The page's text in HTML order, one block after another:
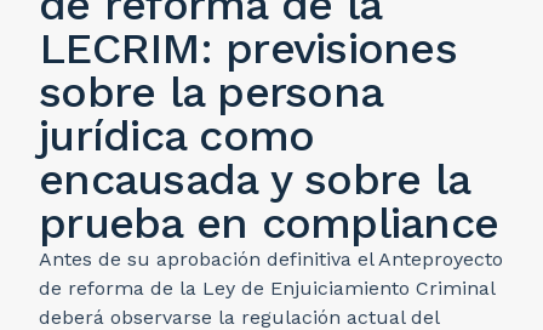
LECRIM: previsiones
sobre la persona
jurídica como
encausada y sobre la
prueba en compliance
Antes de su aprobación definitiva el Anteproyecto
de reforma de la Ley de Enjuiciamiento Criminal
deberá observarse la regulación actual del